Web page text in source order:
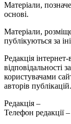
Матеріали,
основі.
Матеріали,
публікуються за
Редакція
відповідальності
користувачами
авторів публікацій.
Редакція –
Телефон редакції –